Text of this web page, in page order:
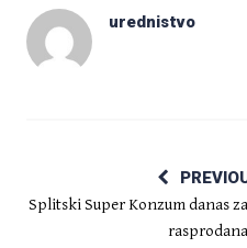
urednistvo
Splitski Super Konzum danas